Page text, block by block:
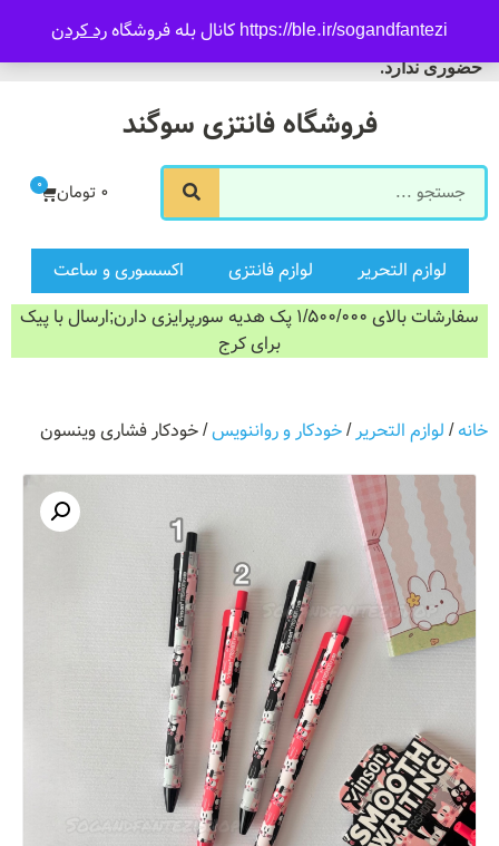
https://ble.ir/sogandfantezi کانال بله فروشگاه رد کردن
فروشگاه سوگند فروش
حضوری ندارد.
ورود/ثبت نام
فروشگاه فانتزی سوگند
0 تومان 0
لوازم التحریر لوازم فانتزی
اکسسوری و ساعت
سفارشات بالای 1/500/000 پک هدیه سورپرایزی دارن;ارسال با پیک
برای کرج
خانه/ لوازم التحریر/خودکار و رواننویس/ خودکار فشاری وینسون